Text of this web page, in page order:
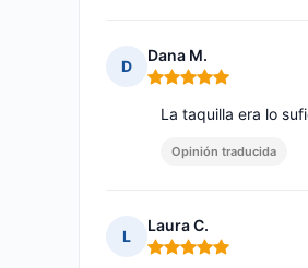
D
Dana M.
Nota: 5 de 5
La taquilla era lo
Opinión traducida
L
Laura C.
Nota: 5 de 5